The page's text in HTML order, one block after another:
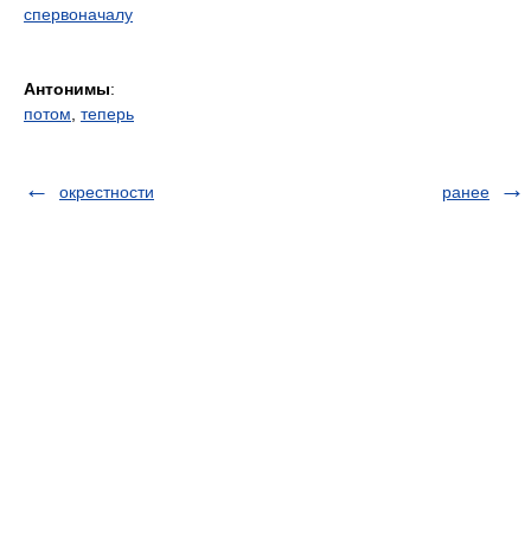
спервоначалу
Антонимы:
потом теперь
окрестности ранее